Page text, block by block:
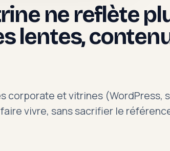
ne reflète
lentes,
corporate et vitrines
vivre, sans sacrifier le